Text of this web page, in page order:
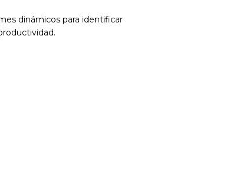
dinámicos para identificar